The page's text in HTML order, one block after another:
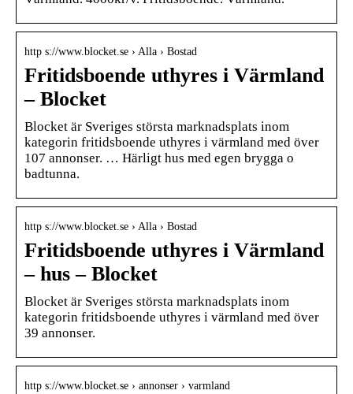
http s://www.blocket.se › Alla › Bostad
Fritidsboende uthyres i Värmland
– Blocket
Blocket är Sveriges största marknadsplats inom
kategorin fritidsboende uthyres i värmland med över
107 annonser. … Härligt hus med egen brygga o
badtunna.
http s://www.blocket.se › Alla › Bostad
Fritidsboende uthyres i Värmland
– hus – Blocket
Blocket är Sveriges största marknadsplats inom
kategorin fritidsboende uthyres i värmland med över
39 annonser.
http s://www.blocket.se › annonser › varmland